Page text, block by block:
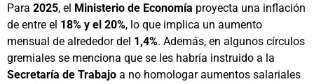
Para 2025, el Ministerio de Economía proyecta una inflación
de entre el 18% y el 20%, lo que implica un aumento
mensual de alrededor del 1,4%. Además, en algunos círculos
gremiales se menciona que se les habría instruido a la
Secretaría de Trabajo a no homologar aumentos salariales